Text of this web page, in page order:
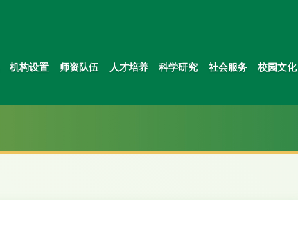
机构设置 师资队伍 人才培养 科学研究 社会服务 校园文化